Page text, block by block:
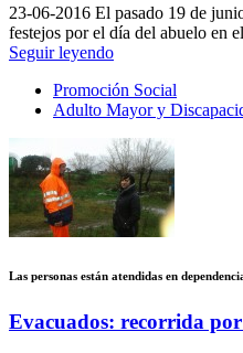
23-06-2016 El pasado 19 de
festejos por el día del abuelo en
Seguir leyendo
Promoción Social
Adulto Mayor y
Las personas están atendidas en
Evacuados: recorrida por